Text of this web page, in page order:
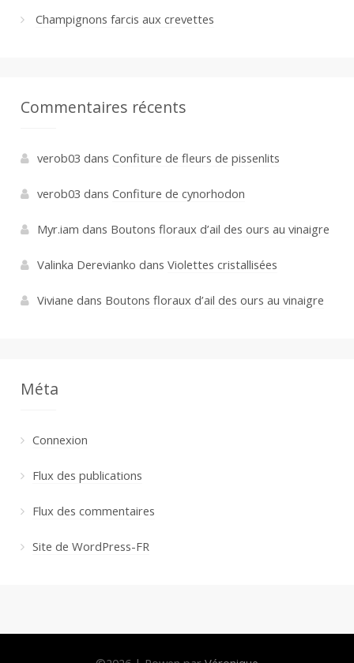
Champignons farcis aux crevettes
Commentaires récents
verob03 dans Confiture de fleurs de pissenlits
verob03 dans Confiture de cynorhodon
Myr.iam dans Boutons floraux d’ail des ours au vinaigre
Valinka Derevianko dans Violettes cristallisées
Viviane dans Boutons floraux d’ail des ours au vinaigre
Méta
Connexion
Flux des publications
Flux des commentaires
Site de WordPress-FR